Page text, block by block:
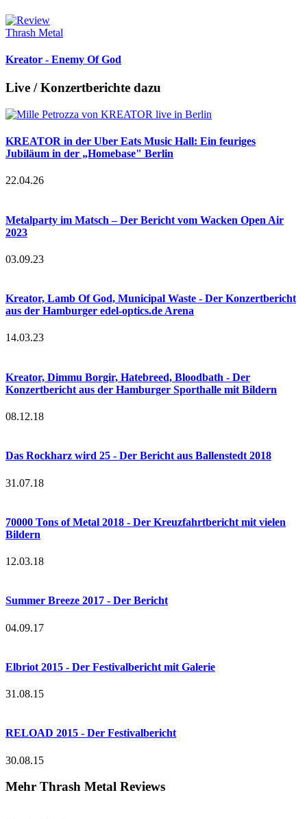
Thrash Metal
Kreator - Enemy Of God
Live / Konzertberichte dazu
KREATOR in der Uber Eats Music Hall: Ein feuriges
Jubiläum in der „Homebase" Berlin
22.04.26
Metalparty im Matsch – Der Bericht vom Wacken Open Air
2023
03.09.23
Kreator, Lamb Of God, Municipal Waste - Der Konzertbericht
aus der Hamburger edel-optics.de Arena
14.03.23
Kreator, Dimmu Borgir, Hatebreed, Bloodbath - Der
Konzertbericht aus der Hamburger Sporthalle mit Bildern
08.12.18
Das Rockharz wird 25 - Der Bericht aus Ballenstedt 2018
31.07.18
70000 Tons of Metal 2018 - Der Kreuzfahrtbericht mit vielen
Bildern
12.03.18
Summer Breeze 2017 - Der Bericht
04.09.17
Elbriot 2015 - Der Festivalbericht mit Galerie
31.08.15
RELOAD 2015 - Der Festivalbericht
30.08.15
Mehr Thrash Metal Reviews